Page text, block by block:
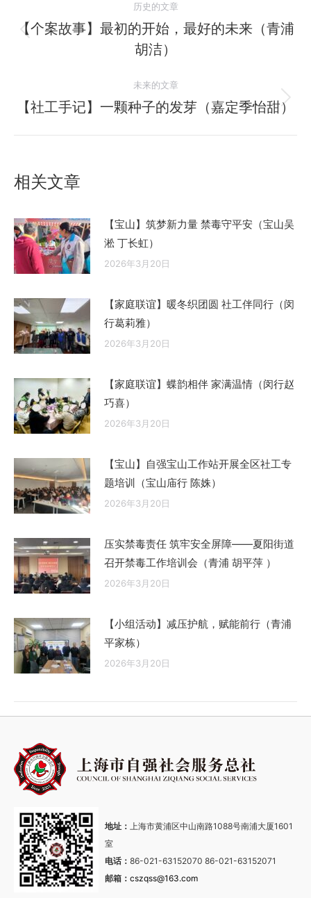
章
历史的文章
历
史
章：
【个案故事】最初的开始，最好的未来（青浦
胡洁）
未来的文章
未
【社工手记】一颗种子的发芽（嘉定季怡甜）
相关文章
【宝山】筑梦新力量 禁毒守平安（宝山吴
淞 丁长虹）
2026年3月20日
【家庭联谊】暖冬织团圆 社工伴同行（闵
行葛莉雅）
2026年3月20日
【家庭联谊】蝶韵相伴 家满温情（闵行赵
巧喜）
2026年3月20日
【宝山】自强宝山工作站开展全区社工专
题培训（宝山庙行 陈姝）
2026年3月20日
压实禁毒责任 筑牢安全屏障——夏阳街道
召开禁毒工作培训会（青浦 胡平萍 ）
2026年3月20日
【小组活动】减压护航，赋能前行（青浦
平家栋）
2026年3月20日
地址： 上海市黄浦区中山南路1088号南浦大厦1601
室
电话： 86-021-63152070 86-021-63152071
邮箱： cszqss@163.com